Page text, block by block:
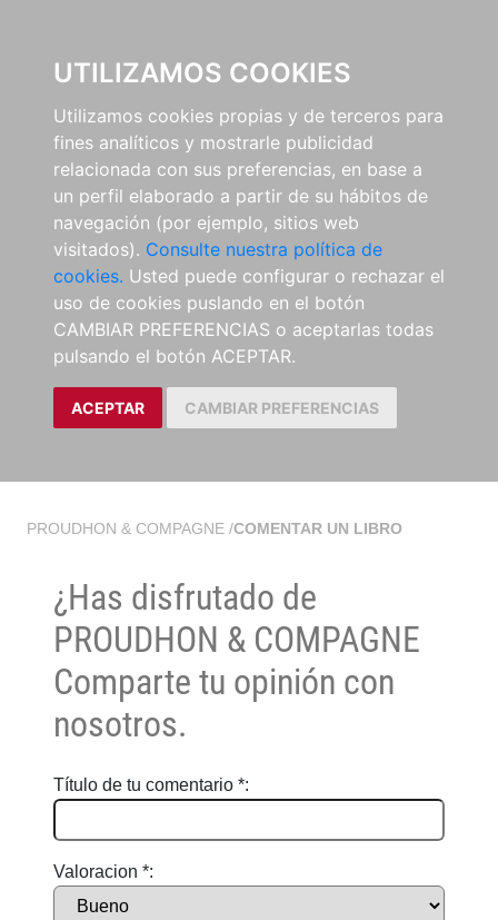
UTILIZAMOS COOKIES
Utilizamos cookies propias y de terceros para
fines analíticos y mostrarle publicidad
relacionada con sus preferencias, en base a
un perfil elaborado a partir de su hábitos de
navegación (por ejemplo, sitios web
visitados). Consulte nuestra política de
cookies. Usted puede configurar o rechazar el
uso de cookies puslando en el botón
CAMBIAR PREFERENCIAS o aceptarlas todas
pulsando el botón ACEPTAR.
ACEPTAR CAMBIAR PREFERENCIAS
PROUDHON & COMPAGNE /COMENTAR UN LIBRO
¿Has disfrutado de
PROUDHON & COMPAGNE
Comparte tu opinión con
nosotros.
Título de tu comentario *:
Valoracion *: